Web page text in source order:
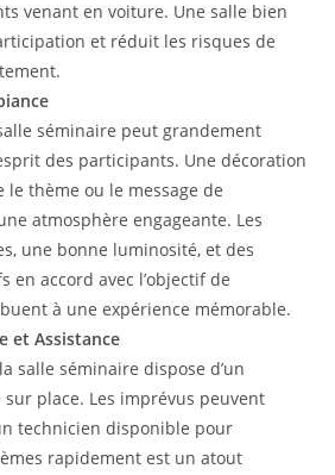
venant en voiture. Une salle bien
et réduit les risques de
salle séminaire peut grandement
des participants. Une décoration
le thème ou le message de
atmosphère engageante. Les
une bonne luminosité, et des
en accord avec l’objectif de
à une expérience mémorable.
et Assistance
salle séminaire dispose d’un
place. Les imprévus peuvent
technicien disponible pour
rapidement est un atout